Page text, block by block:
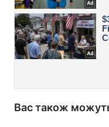
Вас також